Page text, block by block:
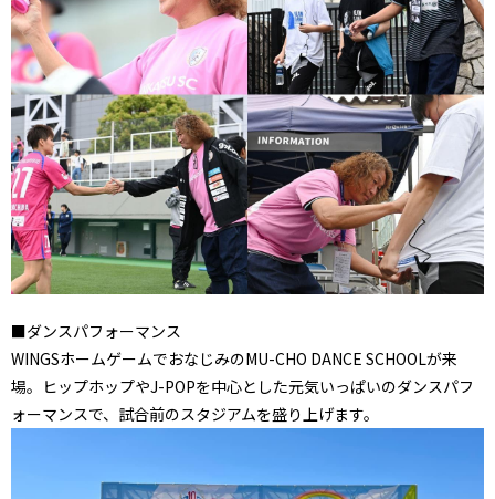
■ダンスパフォーマンス
WINGSホームゲームでおなじみのMU-CHO DANCE SCHOOLが来
場。ヒップホップやJ-POPを中心とした元気いっぱいのダンスパフ
ォーマンスで、試合前のスタジアムを盛り上げます。